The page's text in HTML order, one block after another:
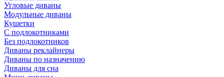
Угловые диваны
Модульные диваны
Кушетки
С подлокотниками
Без подлокотников
Диваны реклайнеры
Диваны по назначению
Диваны для сна